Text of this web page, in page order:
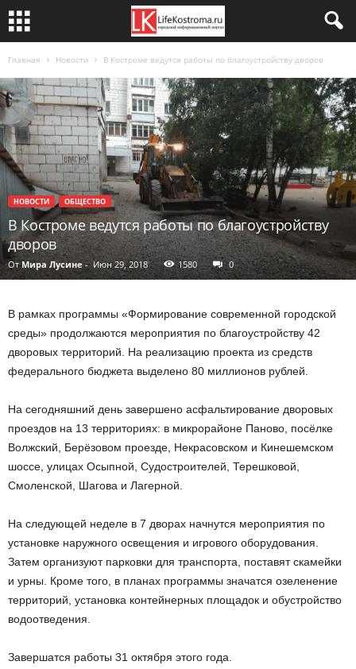
Главная Новости В Костроме ведутся работы по благоустройству дворов
НОВОСТИ ОБЩЕСТВО
В Костроме ведутся работы по благоустройству
дворов
От Мира Лусине - Июн 29, 2018 1580 0
В рамках программы «Формирование современной городской
среды» продолжаются мероприятия по благоустройству 42
дворовых территорий. На реализацию проекта из средств
федерального бюджета выделено 80 миллионов рублей.
На сегодняшний день завершено асфальтирование дворовых
проездов на 13 территориях: в микрорайоне Паново, посёлке
Волжский, Берёзовом проезде, Некрасовском и Кинешемском
шоссе, улицах Осыпной, Судостроителей, Терешковой,
Смоленской, Шагова и Лагерной.
На следующей неделе в 7 дворах начнутся мероприятия по
установке наружного освещения и игрового оборудования.
Затем организуют парковки для транспорта, поставят скамейки
и урны. Кроме того, в планах программы значатся озеленение
территорий, установка контейнерных площадок и обустройство
водоотведения.
Завершатся работы 31 октября этого года.